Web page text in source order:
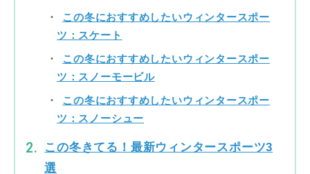
この冬におすすめしたいウィンタースポー
ツ：スケート
この冬におすすめしたいウィンタースポー
ツ：スノーモービル
この冬におすすめしたいウィンタースポー
ツ：スノーシュー
この冬きてる！最新ウィンタースポーツ3
選